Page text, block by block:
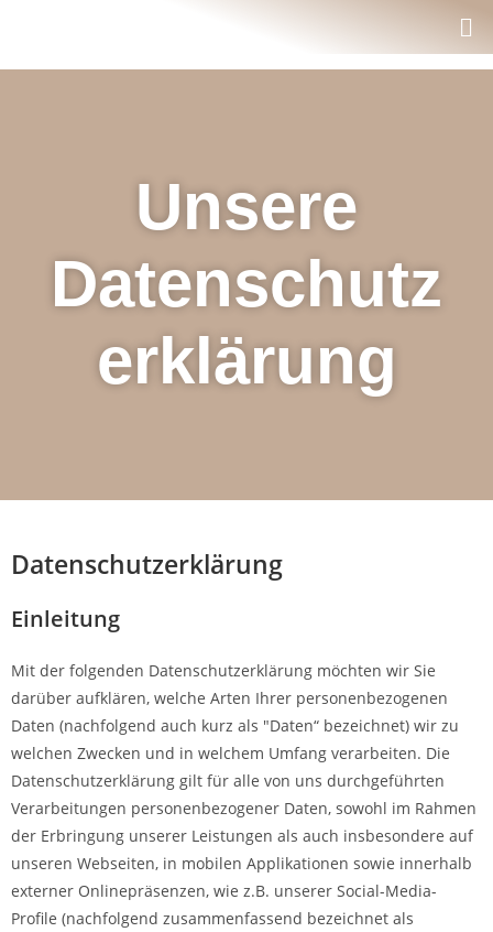
Unsere
Datenschutz
Erklärung
Datenschutzerklärung
Einleitung
Mit der folgenden Datenschutzerklärung möchten wir Sie
darüber aufklären, welche Arten Ihrer personenbezogenen
Daten (nachfolgend auch kurz als "Daten“ bezeichnet) wir zu
welchen Zwecken und in welchem Umfang verarbeiten. Die
Datenschutzerklärung gilt für alle von uns durchgeführten
Verarbeitungen personenbezogener Daten, sowohl im Rahmen
der Erbringung unserer Leistungen als auch insbesondere auf
unseren Webseiten, in mobilen Applikationen sowie innerhalb
externer Onlinepräsenzen, wie z.B. unserer Social-Media-
Profile (nachfolgend zusammenfassend bezeichnet als